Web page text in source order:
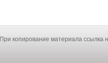
При копирование материала ссылка